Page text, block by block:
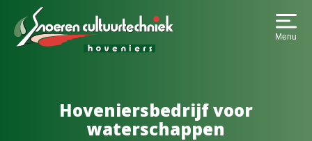
Menu
Hoveniersbedrijf voor
waterschappen